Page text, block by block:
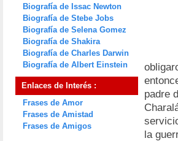
Biografía de Issac Newton
Biografía de Stebe Jobs
Biografía de Selena Gomez
Biografía de Shakira
Biografía de Charles Darwin
Biografía de Albert Einstein
Enlaces de Interés :
Frases de Amor
Frases de Amistad
Frases de Amigos
padre
la